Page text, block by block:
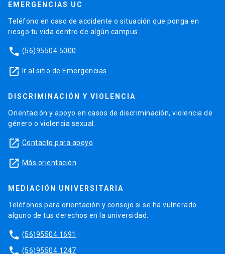
EMERGENCIAS UC
Teléfono en caso de accidente o situación que ponga en
riesgo tu vida dentro de algún campus.
phone (56)95504 5000
launch Ir al sitio de Emergencias
DISCRIMINACIÓN Y VIOLENCIA
Orientación y apoyo en casos de discriminación, violencia de
género o violencia sexual.
launch Contacto para apoyo
launch Más orientación
MEDIACIÓN UNIVERSITARIA
Teléfonos para orientación y consejo si se ha vulnerado
alguno de tus derechos en la universidad.
phone (56)95504 1691
phone (56)95504 1247